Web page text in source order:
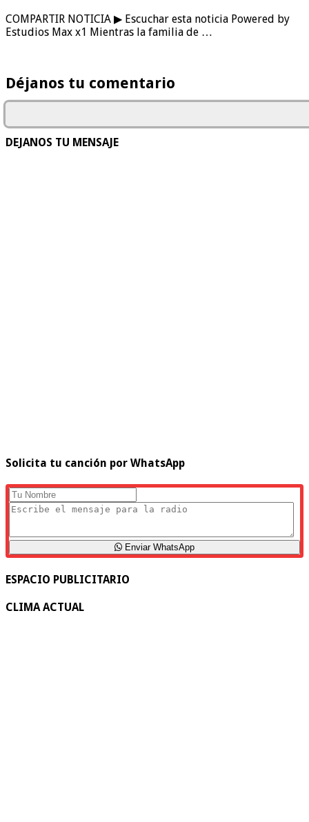
COMPARTIR NOTICIA ▶ Escuchar esta noticia Powered by
Estudios Max x1 Mientras la familia de …
Déjanos tu comentario
DEJANOS TU MENSAJE
Solicita tu canción por WhatsApp
Enviar WhatsApp
ESPACIO PUBLICITARIO
CLIMA ACTUAL